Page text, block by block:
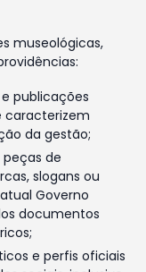
museológicas,
publicações
caracterizem
da gestão;
de
slogans ou
Governo
documentos
e perfis oficiais